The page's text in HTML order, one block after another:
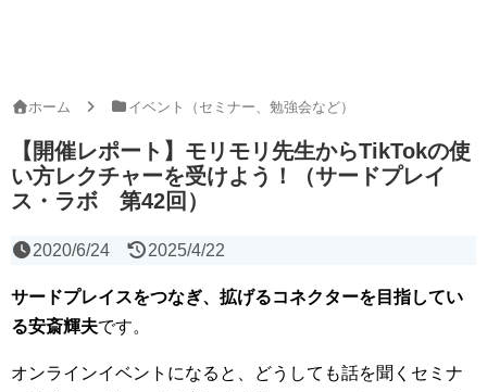
ホーム イベント（セミナー、勉強会など）
【開催レポート】モリモリ先生からTikTokの使
い方レクチャーを受けよう！（サードプレイ
ス・ラボ 第42回）
2020/6/24 2025/4/22
サードプレイスをつなぎ、拡げるコネクターを目指してい
る安斎輝夫です。
オンラインイベントになると、どうしても話を聞くセミナ